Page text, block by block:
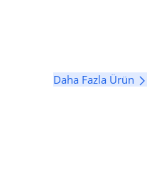
Daha Fazla Ürün